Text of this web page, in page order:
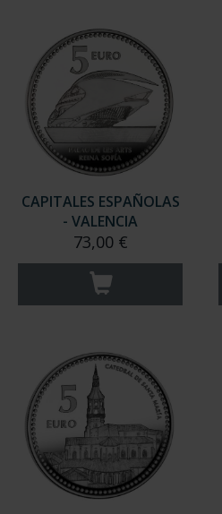
CAPITALES ESPAÑOLAS
- VALENCIA
73,00 €